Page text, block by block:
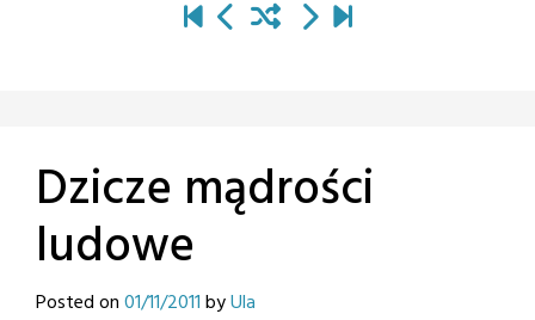
Dzicze mądrości
ludowe
Posted on01/11/2011byUla